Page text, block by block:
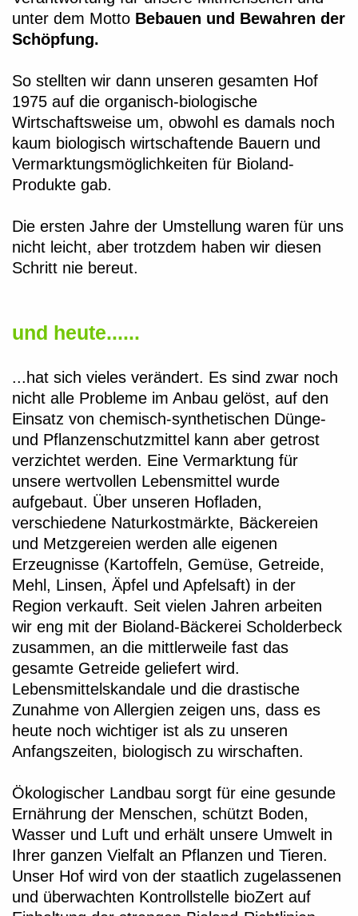
unter dem Motto Bebauen und Bewahren der
Schöpfung.
So stellten wir dann unseren gesamten Hof
1975 auf die organisch-biologische
Wirtschaftsweise um, obwohl es damals noch
kaum biologisch wirtschaftende Bauern und
Vermarktungsmöglichkeiten für Bioland-
Produkte gab.
Die ersten Jahre der Umstellung waren für uns
nicht leicht, aber trotzdem haben wir diesen
Schritt nie bereut.
und heute......
...hat sich vieles verändert. Es sind zwar noch
nicht alle Probleme im Anbau gelöst, auf den
Einsatz von chemisch-synthetischen Dünge-
und Pflanzenschutzmittel kann aber getrost
verzichtet werden. Eine Vermarktung für
unsere wertvollen Lebensmittel wurde
aufgebaut. Über unseren Hofladen,
verschiedene Naturkostmärkte, Bäckereien
und Metzgereien werden alle eigenen
Erzeugnisse (Kartoffeln, Gemüse, Getreide,
Mehl, Linsen, Äpfel und Apfelsaft) in der
Region verkauft. Seit vielen Jahren arbeiten
wir eng mit der Bioland-Bäckerei Scholderbeck
zusammen, an die mittlerweile fast das
gesamte Getreide geliefert wird.
Lebensmittelskandale und die drastische
Zunahme von Allergien zeigen uns, dass es
heute noch wichtiger ist als zu unseren
Anfangszeiten, biologisch zu wirschaften.
Ökologischer Landbau sorgt für eine gesunde
Ernährung der Menschen, schützt Boden,
Wasser und Luft und erhält unsere Umwelt in
Ihrer ganzen Vielfalt an Pflanzen und Tieren.
Unser Hof wird von der staatlich zugelassenen
und überwachten Kontrollstelle bioZert auf